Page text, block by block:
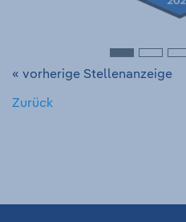
« vorherige Stellenanzeige
Zurück
Fußzeile